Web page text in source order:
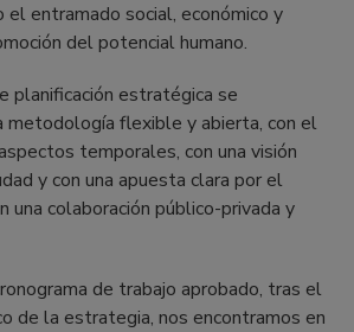
entramado social, económico y
del potencial humano.
planificación estratégica se
metodología flexible y abierta, con el
temporales, con una visión
y con una apuesta clara por el
una colaboración público-privada y
de trabajo aprobado, tras el
de la estrategia, nos encontramos en